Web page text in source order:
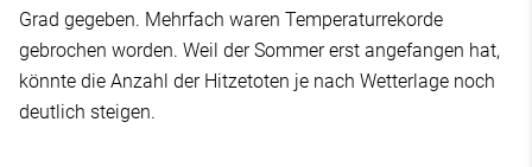
Grad gegeben. Mehrfach waren Temperaturrekorde
gebrochen worden. Weil der Sommer erst angefangen hat,
könnte die Anzahl der Hitzetoten je nach Wetterlage noch
deutlich steigen.